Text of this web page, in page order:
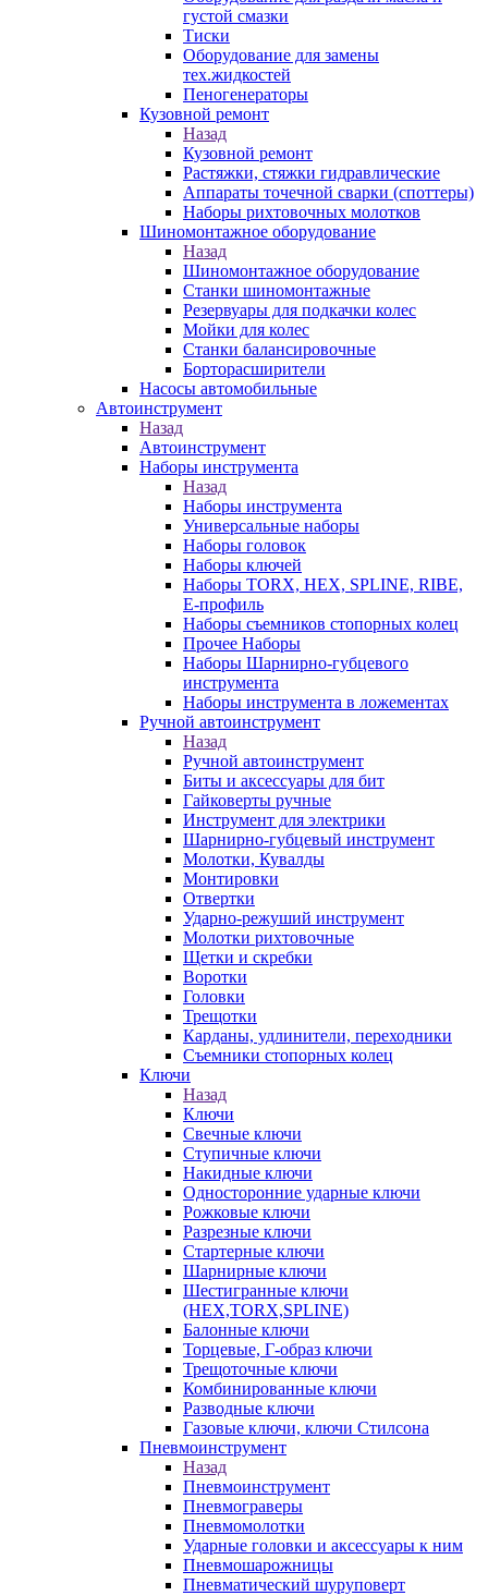
густой смазки
Тиски
Оборудование для замены
тех.жидкостей
Пеногенераторы
Кузовной ремонт
Назад
Кузовной ремонт
Растяжки, стяжки гидравлические
Аппараты точечной сварки (споттеры)
Наборы рихтовочных молотков
Шиномонтажное оборудование
Назад
Шиномонтажное оборудование
Станки шиномонтажные
Резервуары для подкачки колес
Мойки для колес
Станки балансировочные
Борторасширители
Насосы автомобильные
Автоинструмент
Назад
Автоинструмент
Наборы инструмента
Назад
Наборы инструмента
Универсальные наборы
Наборы головок
Наборы ключей
Наборы TORX, HEX, SPLINE, RIBE,
E-профиль
Наборы съемников стопорных колец
Прочее Наборы
Наборы Шарнирно-губцевого
инструмента
Наборы инструмента в ложементах
Ручной автоинструмент
Назад
Ручной автоинструмент
Биты и аксессуары для бит
Гайковерты ручные
Инструмент для электрики
Шарнирно-губцевый инструмент
Молотки, Кувалды
Монтировки
Отвертки
Ударно-режуший инструмент
Молотки рихтовочные
Щетки и скребки
Воротки
Головки
Трещотки
Карданы, удлинители, переходники
Съемники стопорных колец
Ключи
Назад
Ключи
Свечные ключи
Ступичные ключи
Накидные ключи
Односторонние ударные ключи
Рожковые ключи
Разрезные ключи
Стартерные ключи
Шарнирные ключи
Шестигранные ключи
(HEX,TORX,SPLINE)
Балонные ключи
Торцевые, Г-образ ключи
Трещоточные ключи
Комбинированные ключи
Разводные ключи
Газовые ключи, ключи Стилсона
Пневмоинструмент
Назад
Пневмоинструмент
Пневмограверы
Пневмомолотки
Ударные головки и аксессуары к ним
Пневмошарожницы
Пневматический шуруповерт